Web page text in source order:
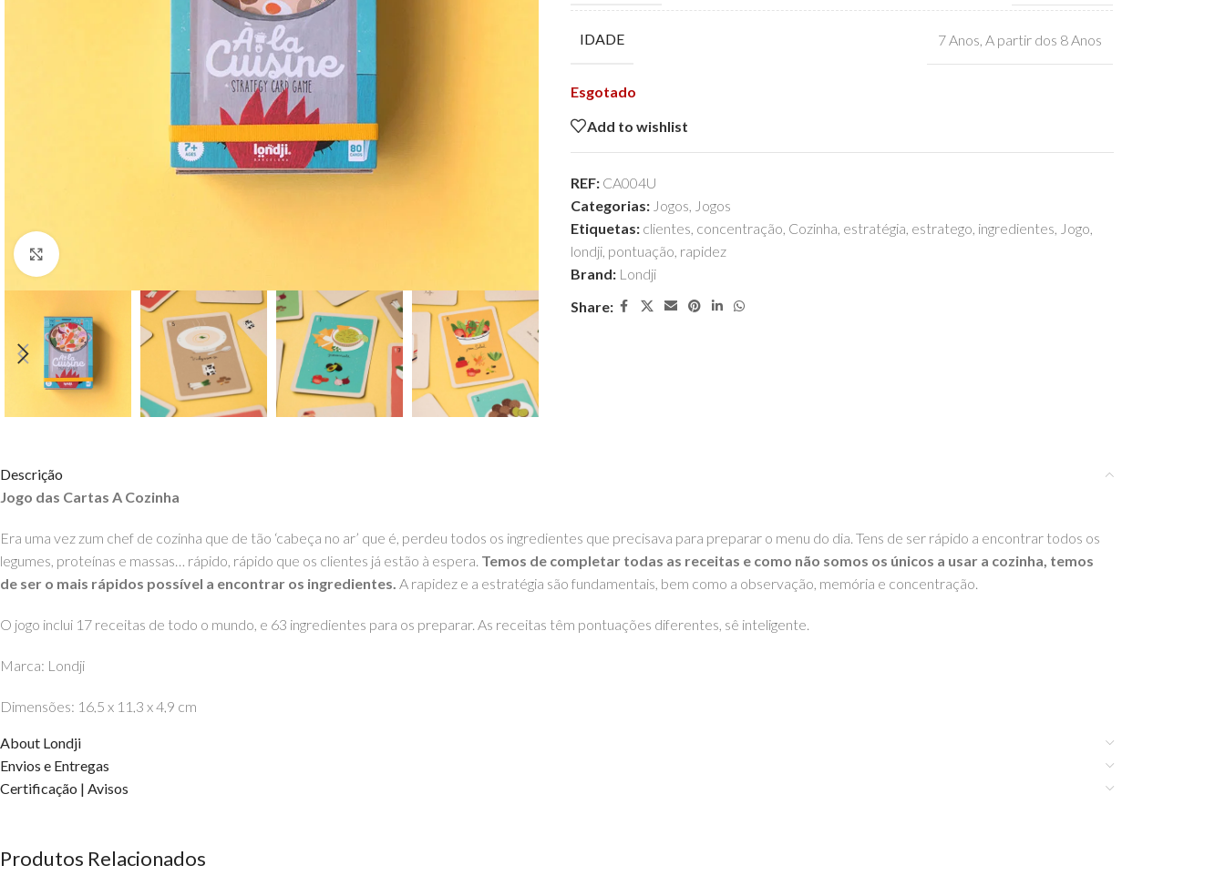
IDADE 7 Anos A partir dos 8 Anos
Esgotado
Add to wishlist
REF: CA004U
Categorias: Jogos, Jogos
Etiquetas: clientes, concentração, Cozinha, estratégia, estratego, ingredientes, Jogo,
londji, pontuação, rapidez
Brand: Londji
Share:
Descrição
Jogo das Cartas A Cozinha
Era uma vez zum chef de cozinha que de tão ‘cabeça no ar’ que é, perdeu todos os ingredientes que precisava para preparar o menu do dia. Tens de ser rápido a encontrar todos os
legumes, proteínas e massas… rápido, rápido que os clientes já estão à espera. Temos de completar todas as receitas e como não somos os únicos a usar a cozinha, temos
de ser o mais rápidos possível a encontrar os ingredientes. A rapidez e a estratégia são fundamentais, bem como a observação, memória e concentração.
O jogo inclui 17 receitas de todo o mundo, e 63 ingredientes para os preparar. As receitas têm pontuações diferentes, sê inteligente.
Marca: Londji
Dimensões: 16,5 x 11,3 x 4,9 cm
Material: Cartão Grosso
Idades: a partir dos 7 anos2355
About Londji
Envios e Entregas
Certificação | Avisos
Produtos Relacionados